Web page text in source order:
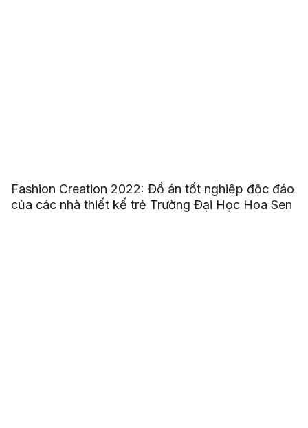
Fashion Creation 2022: Đồ án tốt nghiệp độc đáo
của các nhà thiết kế trẻ Trường Đại Học Hoa Sen